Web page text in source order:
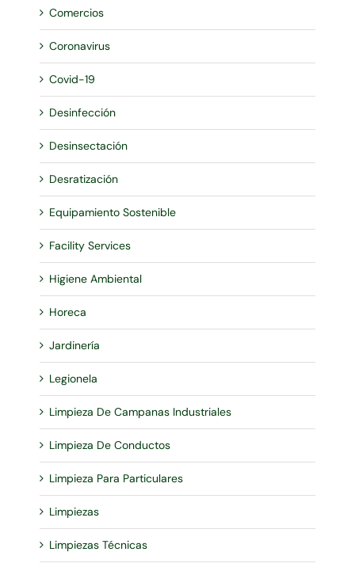
Comercios
Coronavirus
Covid-19
Desinfección
Desinsectación
Desratización
Equipamiento Sostenible
Facility Services
Higiene Ambiental
Horeca
Jardinería
Legionela
Limpieza De Campanas Industriales
Limpieza De Conductos
Limpieza Para Particulares
Limpiezas
Limpiezas Técnicas